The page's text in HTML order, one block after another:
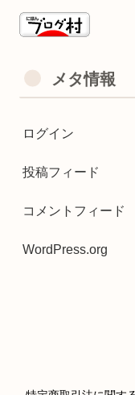
メタ情報
ログイン
投稿フィード
コメントフィード
WordPress.org